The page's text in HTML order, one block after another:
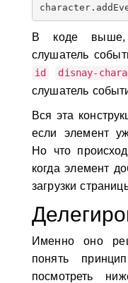
В коде выше,
слушатель
id disnay-
слушатель
Вся эта
если элемент
Но что
когда элемент
загрузки
Именно оно
понять
посмотреть